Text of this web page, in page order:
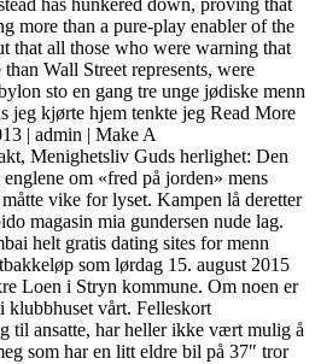
has hunkered down, proving that
more than a pure-play enabler of the
that all those who were warning that
Wall Street represents, were
sto en gang tre unge jødiske menn
jeg kjørte hjem tenkte jeg Read More
| admin | Make A
Menighetsliv Guds herlighet: Den
om «fred på jorden» mens
vike for lyset. Kampen lå deretter
magasin mia gundersen nude lag.
helt gratis dating sites for menn
som lørdag 15. august 2015
Loen i Stryn kommune. Om noen er
klubbhuset vårt. Felleskort
til ansatte, har heller ikke vært mulig å
som har en litt eldre bil på 37″ tror